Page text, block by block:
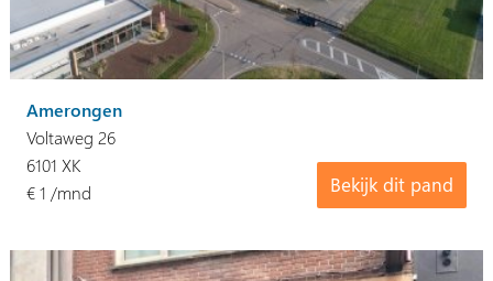
Amerongen
Voltaweg 26
Bekijk dit pand
6101 XK
€ 1 /mnd